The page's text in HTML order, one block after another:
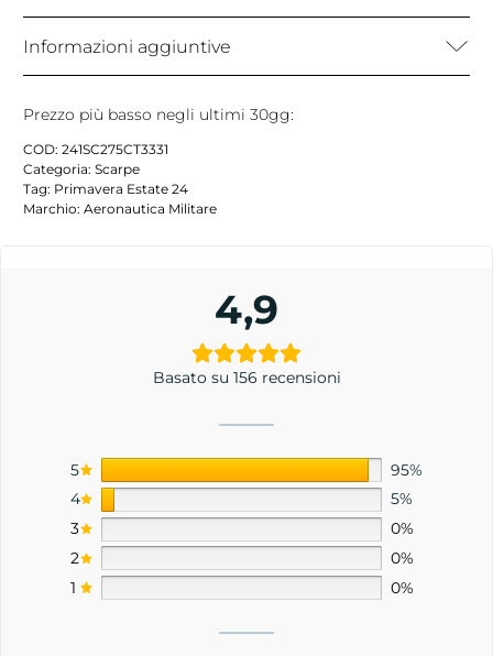
Informazioni aggiuntive
Prezzo più basso negli ultimi 30gg:
COD: 241SC275CT3331
Categoria: Scarpe
Tag: Primavera Estate 24
Marchio: Aeronautica Militare
4,9
Basato su 156 recensioni
5
95%
4
5%
3
0%
2
0%
1
0%